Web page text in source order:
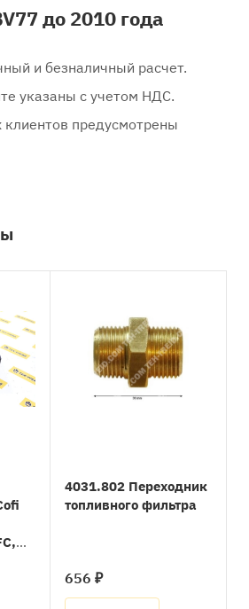
до 2010 года
и безналичный расчет.
указаны с учетом НДС.
предусмотрены
4031.802 Переходник
топливного фильтра
656 ₽